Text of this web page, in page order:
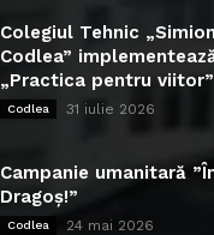
Colegiul Tehnic
Codlea”
„Practica pentru viitor”
Codlea 31 iulie 2026
Campanie umanitară
Dragoș!”
Codlea 24 mai 2026